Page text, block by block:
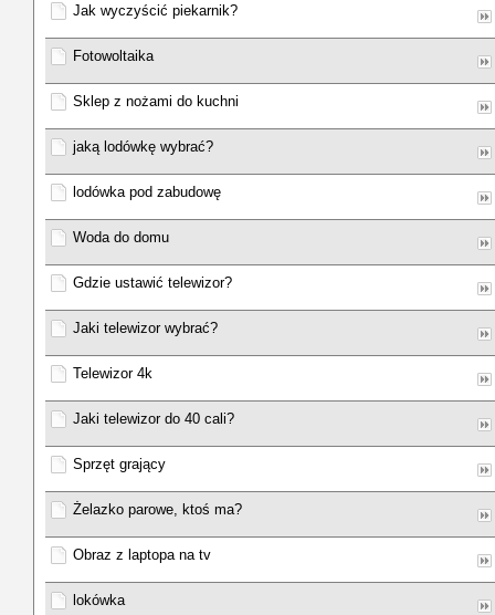
Jak wyczyścić piekarnik?
Fotowoltaika
Sklep z nożami do kuchni
jaką lodówkę wybrać?
lodówka pod zabudowę
Woda do domu
Gdzie ustawić telewizor?
Jaki telewizor wybrać?
Telewizor 4k
Jaki telewizor do 40 cali?
Sprzęt grający
Żelazko parowe, ktoś ma?
Obraz z laptopa na tv
lokówka